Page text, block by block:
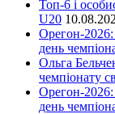
Топ-6 і
U20
Орегон-2026:
день
Ольга
чемпіонату
Орегон-2026:
день